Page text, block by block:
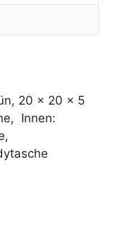
20 x 20 x 5
Innen: